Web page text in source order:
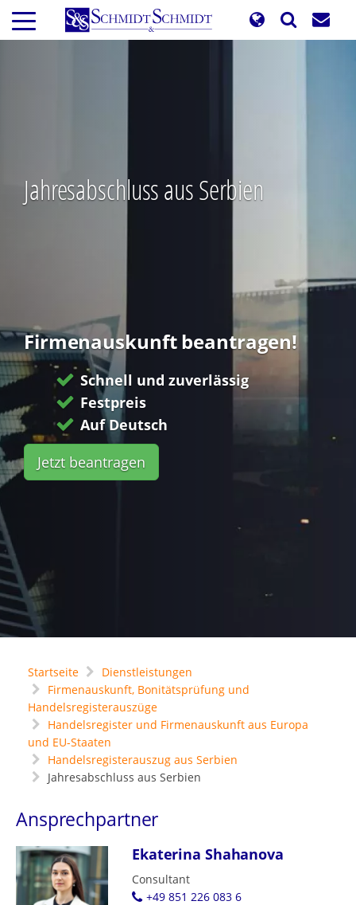
Direkt
zum
Inhalt
Jahresabschluss aus Serbien
Firmenauskunft beantragen!
Schnell und zuverlässig
Festpreis
Auf Deutsch
Jetzt beantragen
Startseite
Dienstleistungen
Firmenauskunft, Bonitätsprüfung und
Handelsregisterauszüge
Handelsregister und Firmenauskunft aus Europa
und EU-Staaten
Handelsregisterauszug aus Serbien
Jahresabschluss aus Serbien
Ansprechpartner
Ekaterina Shahanova
Consultant
+49 851 226 083 6